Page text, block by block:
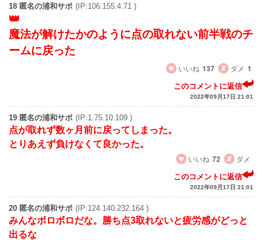
18 匿名の浦和サポ (IP:106.155.4.71 )
魔法が解けたかのように点の取れない前半戦のチ
ームに戻った
いいね 137 ダメ 1
このコメントに返信
2022年09月17日 21:01
19 匿名の浦和サポ (IP:1.75.10.109 )
点が取れず数ヶ月前に戻ってしまった。
とりあえず負けなくて良かった。
いいね 72 ダメ
このコメントに返信
2022年09月17日 21:01
20 匿名の浦和サポ (IP:124.140.232.164 )
みんなボロボロだな。勝ち点3取れないと疲労感がどっと
出るな